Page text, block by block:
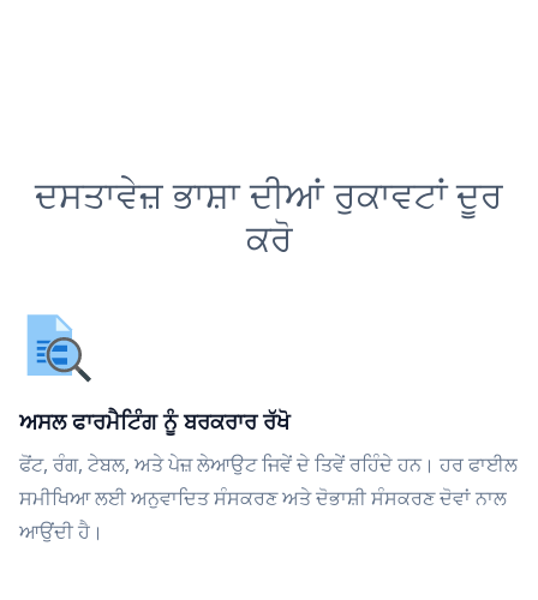
ਦਸਤਾਵੇਜ਼ ਭਾਸ਼ਾ ਦੀਆਂ ਰੁਕਾਵਟਾਂ ਦੂਰ
ਕਰੋ
ਅਸਲ ਫਾਰਮੈਟਿੰਗ ਨੂੰ ਬਰਕਰਾਰ ਰੱਖੋ
ਫੋਂਟ, ਰੰਗ, ਟੇਬਲ, ਅਤੇ ਪੇਜ਼ ਲੇਆਉਟ ਜਿਵੇਂ ਦੇ ਤਿਵੇਂ ਰਹਿੰਦੇ ਹਨ। ਹਰ ਫਾਈਲ
ਸਮੀਖਿਆ ਲਈ ਅਨੁਵਾਦਿਤ ਸੰਸਕਰਣ ਅਤੇ ਦੋਭਾਸ਼ੀ ਸੰਸਕਰਣ ਦੋਵਾਂ ਨਾਲ
ਆਉਂਦੀ ਹੈ।